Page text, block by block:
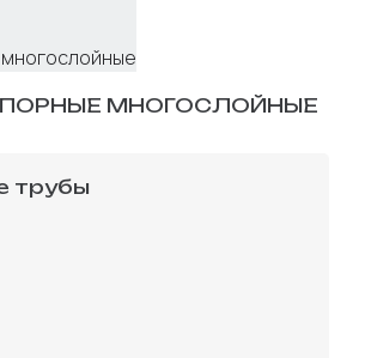
МНОГОСЛОЙНЫЕ
трубы